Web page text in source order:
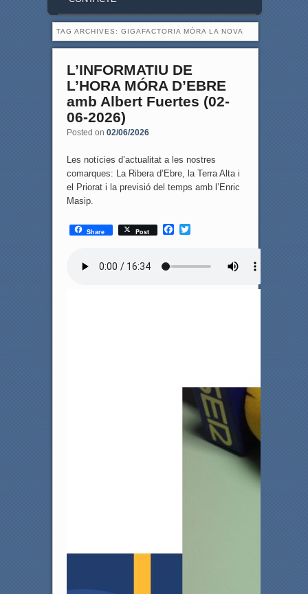
TAG ARCHIVES: GIGAFACTORIA MÓRA LA NOVA
L’INFORMATIU DE
L’HORA MÓRA D’EBRE
amb Albert Fuertes (02-
06-2026)
Posted on 02/06/2026
Les notícies d’actualitat a les nostres
comarques: La Ribera d’Ebre, la Terra Alta i
el Priorat i la previsió del temps amb l’Enric
Masip.
Share Post
F
T